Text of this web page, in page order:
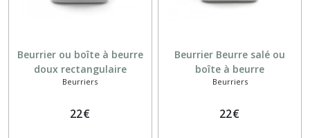
Beurrier ou boîte à beurre
doux rectangulaire
porcelaine bleu et blanc
Beurriers
22€
Beurrier Beurre salé ou
boîte à beurre
rectangulaire porcelaine
Beurriers
22€
(1)